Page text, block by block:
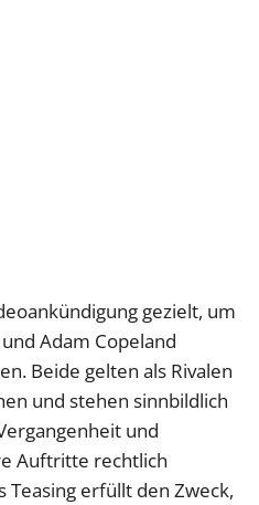
gezielt, um
Adam Copeland
Beide gelten als Rivalen
und stehen sinnbildlich
und
Auftritte rechtlich
Teasing erfüllt den Zweck,